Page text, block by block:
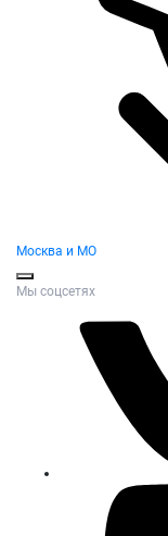
Москва и МО
Мы соцсетях